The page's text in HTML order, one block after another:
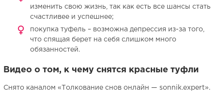
изменить свою жизнь, так как есть все шансы стать
счастливее и успешнее;
покупка туфель – возможна депрессия из-за того,
что спящая берет на себя слишком много
обязанностей.
Видео о том, к чему снятся красные туфли
Снято каналом «Толкование снов онлайн — sonnik.expert».